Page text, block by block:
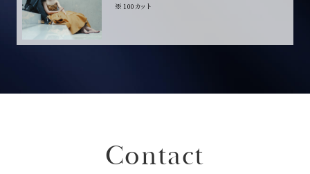
※100カット
Contact